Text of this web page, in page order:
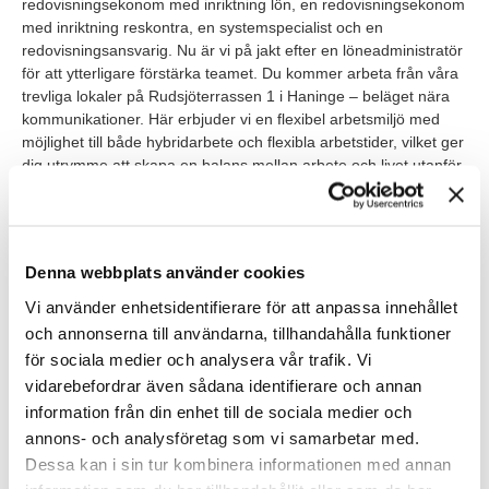
Denna webbplats använder cookies
Vi använder enhetsidentifierare för att anpassa innehållet
och annonserna till användarna, tillhandahålla funktioner
för sociala medier och analysera vår trafik. Vi
vidarebefordrar även sådana identifierare och annan
information från din enhet till de sociala medier och
annons- och analysföretag som vi samarbetar med.
Dessa kan i sin tur kombinera informationen med annan
redovisningsekonom med inriktning lön, en redovisningsekonom
med inriktning reskontra, en systemspecialist och en
redovisningsansvarig. Nu är vi på jakt efter en löneadministratör
för att ytterligare förstärka teamet. Du kommer arbeta från våra
trevliga lokaler på Rudsjöterrassen 1 i Haninge – beläget nära
kommunikationer. Här erbjuder vi en flexibel arbetsmiljö med
möjlighet till både hybridarbete och flexibla arbetstider, vilket ger
dig utrymme att skapa en balans mellan arbete och livet utanför
Våra förväntningar
Vi tror att du är en engagerad och självgående person med
tidigare erfarenhet inom lönehantering, gärna inom ett mindre
företag där du fått insyn i helheten på ekonomiavdelningen.
Kanske har du någon tidigare erfarenhet av kund- och
leverantörsreskontra och motiveras av att utvecklas mer inom
ekonomiområdet?.